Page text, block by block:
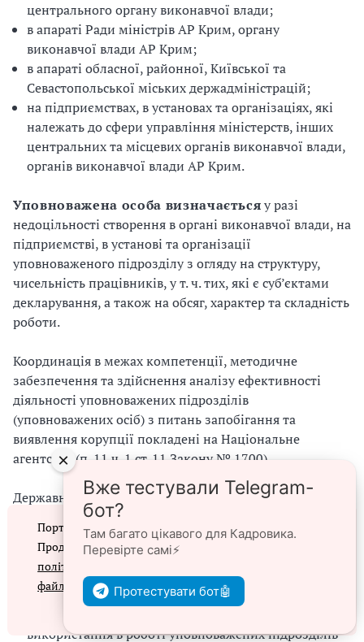
центрального органу виконавчої влади;
в апараті Ради міністрів АР Крим, органу
виконавчої влади АР Крим;
в апараті обласної, районної, Київської та
Севастопольської міських держадміністрацій;
на підприємствах, в установах та організаціях, які
належать до сфери управління міністерств, інших
центральних та місцевих органів виконавчої влади,
органів виконавчої влади АР Крим.
Уповноважена особа визначаєтьсяу разі
недоцільності створення в органі виконавчої влади, на
підприємстві, в установі та організації
уповноваженого підрозділу з огляду на структуру,
чисельність працівників, у т. ч. тих, які є суб’єктами
декларування, а також на обсяг, характер та складність
роботи.
Координація в межах компетенції, методичне
забезпечення та здійснення аналізу ефективності
діяльності уповноважених підрозділів
(уповноважених осіб) з питань запобігання та
виявлення корупції покладені на Національне
агентство (п. 11 ч. 1 ст. 11 Закону № 1700).
Державна програма покладає на Національне
агентство завдання здійснити аналіз роботи
уповноважених підрозділів (осіб) та на його основі:
розробити проект акта щодо посилення їх ролі з
урахуванням Закону № 1700;
використання в роботі уповноважених підрозділів
Портал prokadry.com.ua використовує файли cookie.
Продовжуючи перегляд порталу, ви погоджуєтеся з
політикою конфіденційності
файлів cookie
Згоден
Вже тестували Telegram-
бот?
Там багато цікавого для Кадровика.
Перевірте самі⚡️
Протестувати бот🤖
×